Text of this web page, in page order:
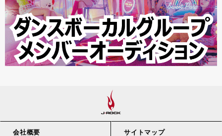
会社概要 サイトマップ